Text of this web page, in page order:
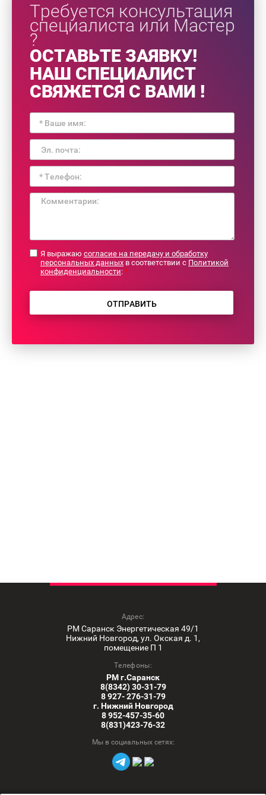
Требуется консультация
специалиста или Мастер
?
ОСТАВЬТЕ ЗАЯВКУ!
НАШ СПЕЦИАЛИСТ
СВЯЖЕТСЯ С ВАМИ !
Я выражаю согласие на передачу и обработку
персональных данных в соответствии с Политикой
конфиденциальности: *
ОТПРАВИТЬ
Адрес:
РМ Саранск Энергетическая 49/1
Нижний Новгород, ул. Окская д. 1,
помещение П 1
Телефоны:
РМ г.Саранск
8(8342) 30-31-79
8 927- 276-31-79
г. Нижний Новгород
8 952-457-35-60
8(831)423-76-32
Мы в социальных сетях: